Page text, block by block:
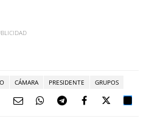
CÁMARA PRESIDENTE GRUPOS